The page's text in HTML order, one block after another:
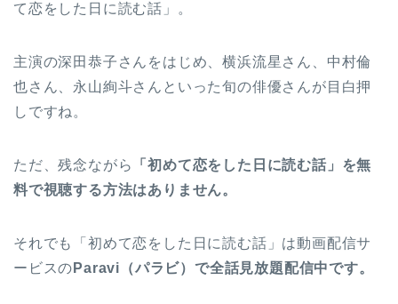
て恋をした日に読む話」。
主演の深田恭子さんをはじめ、横浜流星さん、中村倫
也さん、永山絢斗さんといった旬の俳優さんが目白押
しですね。
ただ、残念ながら
「初めて恋をした日に読む話」を無
料で視聴する方法はありません。
それでも「初めて恋をした日に読む話」は動画配信サ
ービスの Paravi（パラビ）で全話見放題配信中です。